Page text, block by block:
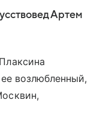
Артем
возлюбленный,